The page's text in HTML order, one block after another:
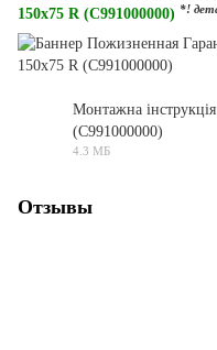
150x75 R (C991000000) *!
Монтажна
(C991000000)
4.3 МБ
Отзывы